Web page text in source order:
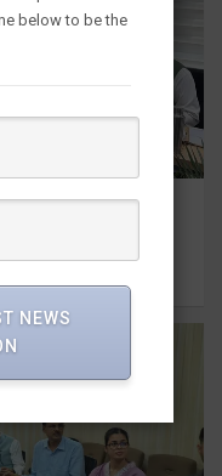
को मिली मंजूरी,
रफ्तार
below to be the
NEWS